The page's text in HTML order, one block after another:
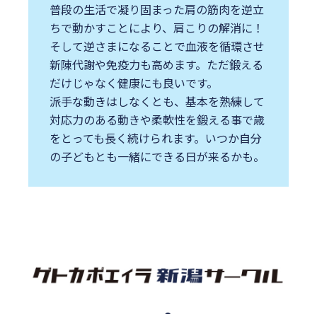
普段の生活で凝り固まった肩の筋肉を逆立
ちで動かすことにより、肩こりの解消に！
そして逆さまになることで血液を循環させ
新陳代謝や免疫力も高めます。ただ鍛える
だけじゃなく健康にも良いです。
派手な動きはしなくとも、基本を熟練して
対応力のある動きや柔軟性を鍛える事で歳
をとっても長く続けられます。いつか自分
の子どもとも一緒にできる日が来るかも。